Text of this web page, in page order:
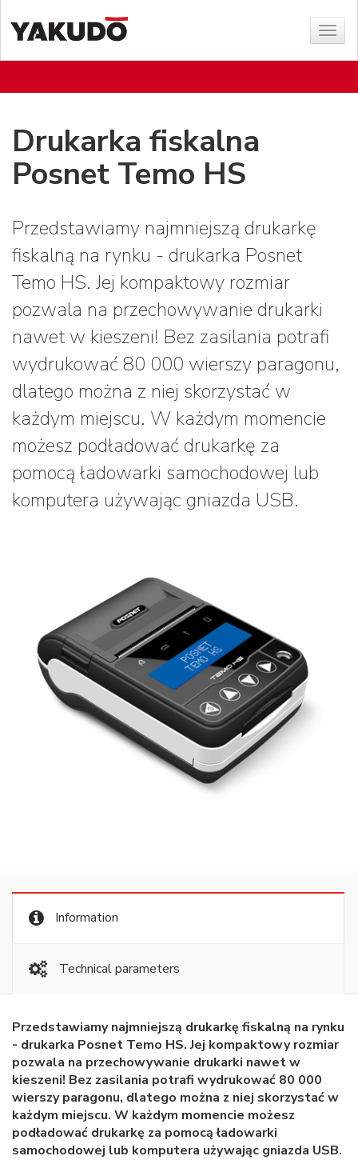
Show
menu
Drukarka fiskalna
Posnet Temo HS
Przedstawiamy najmniejszą drukarkę
fiskalną na rynku - drukarka Posnet
Temo HS. Jej kompaktowy rozmiar
pozwala na przechowywanie drukarki
nawet w kieszeni! Bez zasilania potrafi
wydrukować 80 000 wierszy paragonu,
dlatego można z niej skorzystać w
każdym miejscu. W każdym momencie
możesz podładować drukarkę za
pomocą ładowarki samochodowej lub
komputera używając gniazda USB.
Information
Technical parameters
Przedstawiamy najmniejszą drukarkę fiskalną na rynku
- drukarka Posnet Temo HS. Jej kompaktowy rozmiar
pozwala na przechowywanie drukarki nawet w
kieszeni! Bez zasilania potrafi wydrukować 80 000
wierszy paragonu, dlatego można z niej skorzystać w
każdym miejscu. W każdym momencie możesz
podładować drukarkę za pomocą ładowarki
samochodowej lub komputera używając gniazda USB.